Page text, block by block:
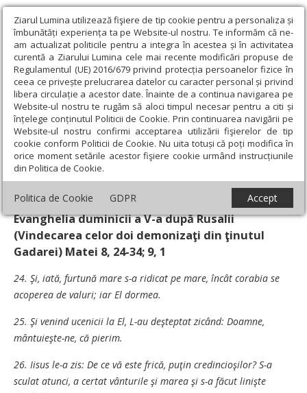
Ziarul Lumina utilizează fişiere de tip cookie pentru a personaliza și
îmbunătăți experiența ta pe Website-ul nostru. Te informăm că ne-
am actualizat politicile pentru a integra în acestea și în activitatea
curentă a Ziarului Lumina cele mai recente modificări propuse de
Regulamentul (UE) 2016/679 privind protecția persoanelor fizice în
ceea ce privește prelucrarea datelor cu caracter personal și privind
libera circulație a acestor date. Înainte de a continua navigarea pe
Website-ul nostru te rugăm să aloci timpul necesar pentru a citi și
înțelege conținutul Politicii de Cookie. Prin continuarea navigării pe
Website-ul nostru confirmi acceptarea utilizării fişierelor de tip
cookie conform Politicii de Cookie. Nu uita totuși că poți modifica în
orice moment setările acestor fişiere cookie urmând instrucțiunile
din Politica de Cookie.
Politica de Cookie GDPR Accept
Ziarul Lumina › Teologie și spiritualitate ›
Evanghelia de
Duminică › Minunea de la marginea Gadarei
Minunea de la marginea Gadarei
Un articol de:Pr. Prof. Dr. Vasile Răducă -20 Iulie 2008
Evanghelia duminicii a V-a după Rusalii
(Vindecarea celor doi demonizaţi din ţinutul
Gadarei) Matei 8, 24-34; 9, 1
24. Şi, iată, furtună mare s-a ridicat pe mare, încât corabia se
acoperea de valuri; iar El dormea.
25. Şi venind ucenicii la El, L-au deşteptat zicând: Doamne,
mântuieşte-ne, că pierim.
26. Iisus le-a zis: De ce vă este frică, puţin credincioşilor? S-a
sculat atunci, a certat vânturile şi marea şi s-a făcut linişte